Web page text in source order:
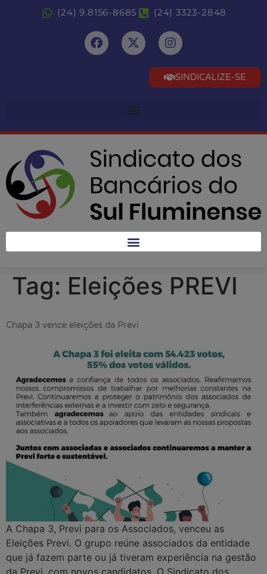
(24) 9.8156-8685 (24) 3323-2848
SINDICALIZE-SE
Tag: Eleições PREVI
Chapa 3 vence eleições da Previ
A Chapa 3, Previ para os Associados, venceu as
Eleições Previ. O grupo reúne associados da entidade
que já fazem parte ou já tiveram experiência na gestão